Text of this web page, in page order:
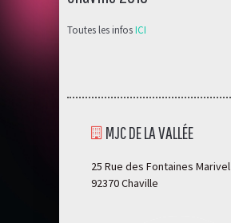
Toutes les infosICI
MJC DE LA VALLÉE
25 Rue des Fontaines Marivel
92370 Chaville